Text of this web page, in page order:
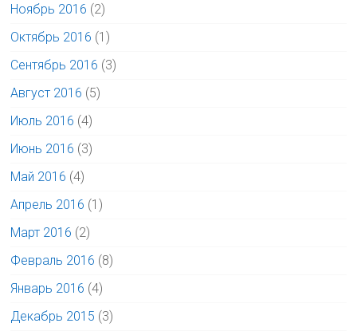
Ноябрь 2016 (2)
Октябрь 2016 (1)
Сентябрь 2016 (3)
Август 2016 (5)
Июль 2016 (4)
Июнь 2016 (3)
Май 2016 (4)
Апрель 2016 (1)
Март 2016 (2)
Февраль 2016 (8)
Январь 2016 (4)
Декабрь 2015 (3)